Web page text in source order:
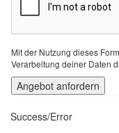
Mit der Nutzung dieses
Verarbeitung deiner Daten
Success/Error